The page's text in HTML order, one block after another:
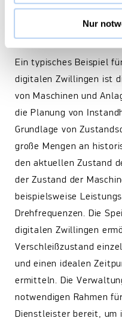
Nur
Use Cases für die
Ein typisches Beispiel
digitalen Zwillingen ist
von Maschinen und
die Planung von
Grundlage von
große Mengen an
den aktuellen Zustand
der Zustand der
beispielsweise
Drehfrequenzen. Die
digitalen Zwillingen
Verschleißzustand
und einen idealen
ermitteln. Die
notwendigen Rahmen
Dienstleister bereit, um